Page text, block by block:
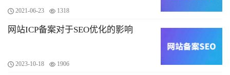
2021-06-23 1318
网站ICP备案对于SEO优化的影响
2023-10-18 1906